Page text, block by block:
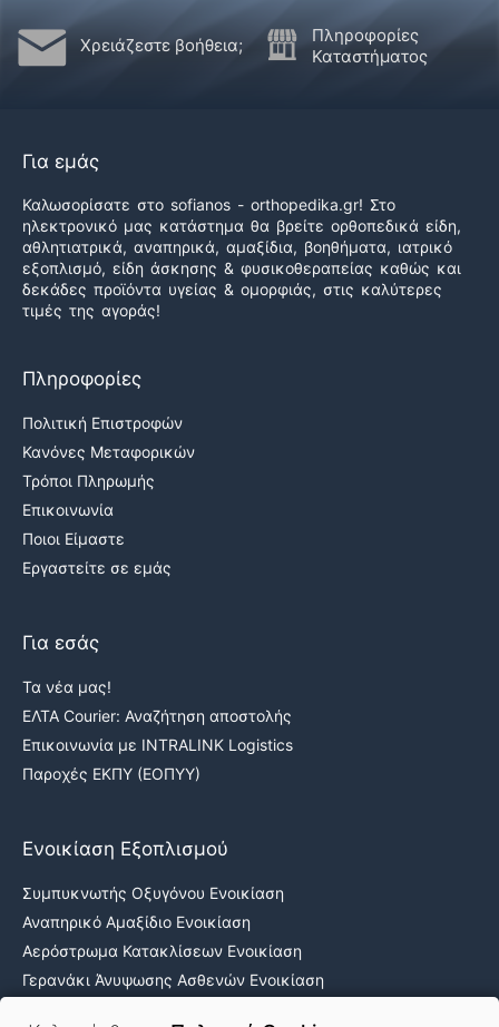
Χρειάζεστε βοήθεια;
Πληροφορίες
Καταστήματος
Για εμάς
Καλωσορίσατε στο sofianos - orthopedika.gr! Στο
ηλεκτρονικό μας κατάστημα θα βρείτε ορθοπεδικά είδη,
αθλητιατρικά, αναπηρικά, αμαξίδια, βοηθήματα, ιατρικό
εξοπλισμό, είδη άσκησης & φυσικοθεραπείας καθώς και
δεκάδες προϊόντα υγείας & ομορφιάς, στις καλύτερες
τιμές της αγοράς!
Πληροφορίες
Πολιτική Επιστροφών
Κανόνες Μεταφορικών
Τρόποι Πληρωμής
Επικοινωνία
Ποιοι Είμαστε
Εργαστείτε σε εμάς
Για εσάς
Τα νέα μας!
ΕΛΤΑ Courier: Αναζήτηση αποστολής
Επικοινωνία με INTRALINK Logistics
Παροχές ΕΚΠΥ (ΕΟΠΥΥ)
Ενοικίαση Εξοπλισμού
Συμπυκνωτής Οξυγόνου Ενοικίαση
Αναπηρικό Αμαξίδιο Ενοικίαση
Αερόστρωμα Κατακλίσεων Ενοικίαση
Γερανάκι Άνυψωσης Ασθενών Ενοικίαση